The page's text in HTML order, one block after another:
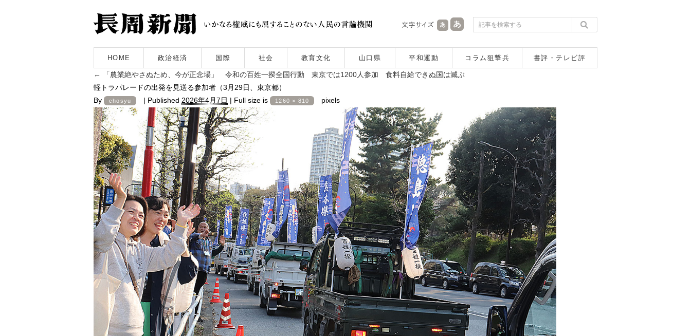
HOME 政治経済 国際 社会 教育文化 山口県 平和運動 コラム狙撃兵 書評・テレビ評
←
「農業絶やさぬため、今が正念場」 令和の百姓一揆全国行動 東京では1200人参加 食料自給できぬ国は滅ぶ
軽トラパレードの出発を見送る参加者（3月29日、東京都）
By
chosyu | Published 2026年4月7日 | Full size is 1260 × 810 pixels